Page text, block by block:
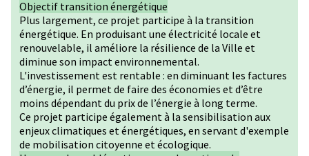
Objectif transition énergétique
Plus largement, ce projet participe à la transition
énergétique. En produisant une électricité locale et
renouvelable, il améliore la résilience de la Ville et
diminue son impact environnemental.
L'investissement est rentable : en diminuant les factures
d’énergie, il permet de faire des économies et d’être
moins dépendant du prix de l’énergie à long terme.
Ce projet participe également à la sensibilisation aux
enjeux climatiques et énergétiques, en servant d'exemple
de mobilisation citoyenne et écologique.